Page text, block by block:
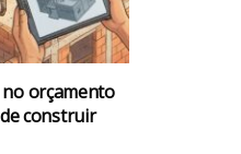
orçamento
construir